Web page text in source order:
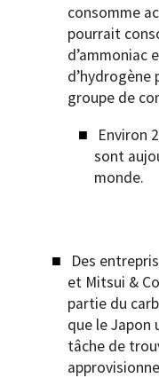
consomme
pourrait
d’ammoniac
d’hydrogène
groupe de
Environ
sont
monde.
Des
et Mitsui &
partie du
que le
tâche de